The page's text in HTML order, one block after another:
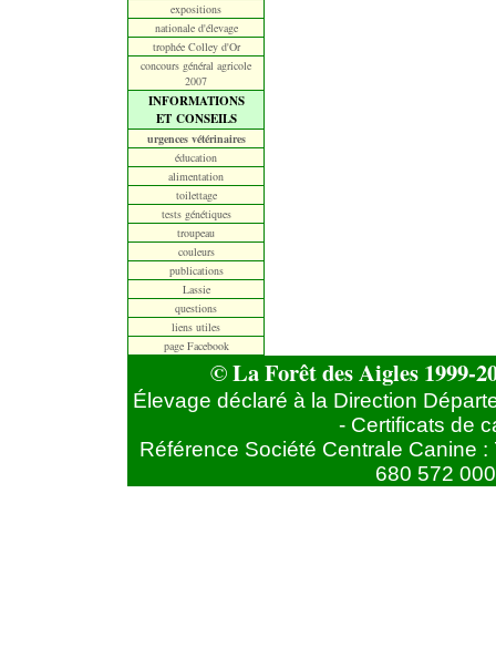
expositions
nationale d'élevage
trophée Colley d'Or
concours général agricole
2007
INFORMATIONS
ET CONSEILS
urgences vétérinaires
éducation
alimentation
toilettage
tests génétiques
troupeau
couleurs
publications
Lassie
questions
liens utiles
page Facebook
© La Forêt des Aigles 1999-
Élevage déclaré à la Direction
- Certificats de
Référence Société Centrale Canine
680 572